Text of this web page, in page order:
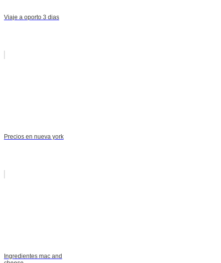
Viaje a oporto 3 dias
Precios en nueva york
Ingredientes mac and